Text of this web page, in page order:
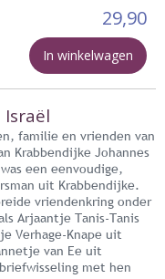
29,90
In winkelwagen
Israël
familie en vrienden van
Krabbendijke Johannes
een eenvoudige,
uit Krabbendijke.
vriendenkring onder
Arjaantje Tanis-Tanis
Verhage-Knape uit
van Ee uit
met hen